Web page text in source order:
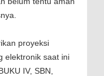
proyeksi
elektronik saat ini
IV, SBN,